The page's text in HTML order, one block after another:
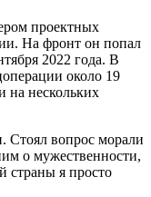
проектных
На фронт он попал
2022 года. В
около 19
на нескольких
Стоял вопрос морали
о мужественности,
страны я просто